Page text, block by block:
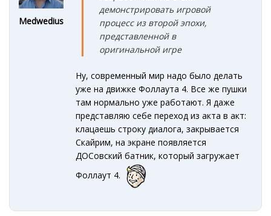
Medwedius
демонстрировать игровой
процесс из второй эпохи,
представленной в
оригинальной игре
Ну, современный мир надо было делать
уже на движке Фоллаута 4. Все же пушки
там нормально уже работают. Я даже
представляю себе переход из акта в акт:
клацаешь строку диалога, закрывается
Скайрим, на экране появляется
ДОСовский батник, который загружает
Фоллаут 4.